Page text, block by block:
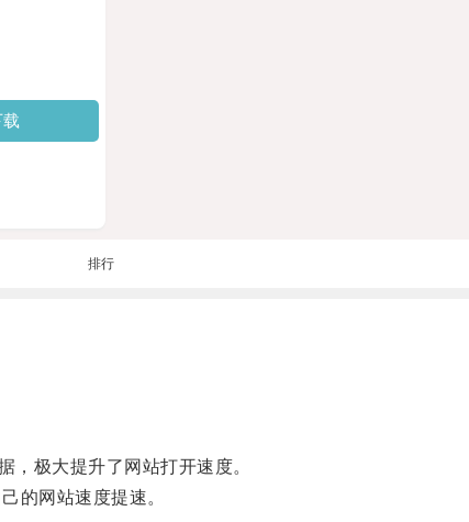
排行
极大提升了网站打开速度。
的网站速度提速。